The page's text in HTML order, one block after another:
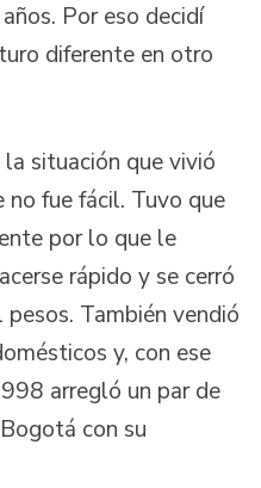
Por eso decidí
diferente en otro
situación que vivió
no fue fácil. Tuvo que
por lo que le
rápido y se cerró
También vendió
y, con ese
arregló un par de
con su